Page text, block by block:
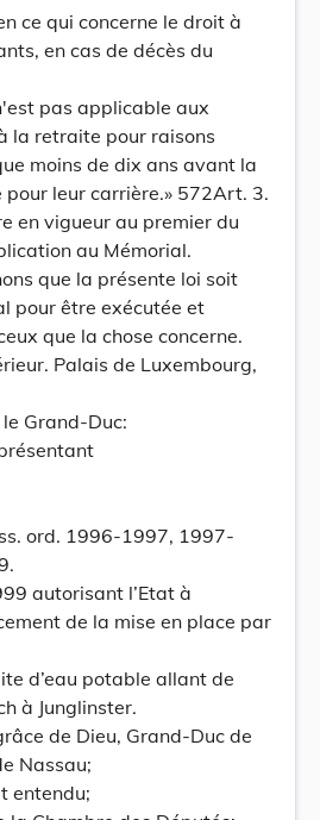
ce qui concerne le droit à
en cas de décès du
pas applicable aux
la retraite pour raisons
moins de dix ans avant la
leur carrière.» 572Art. 3.
en vigueur au premier du
au Mémorial.
que la présente loi soit
pour être exécutée et
que la chose concerne.
Palais de Luxembourg,
Grand-Duc:
ord. 1996-1997, 1997-
autorisant l’Etat à
de la mise en place par
d’eau potable allant de
à Junglinster.
de Dieu, Grand-Duc de
Nassau;
entendu;